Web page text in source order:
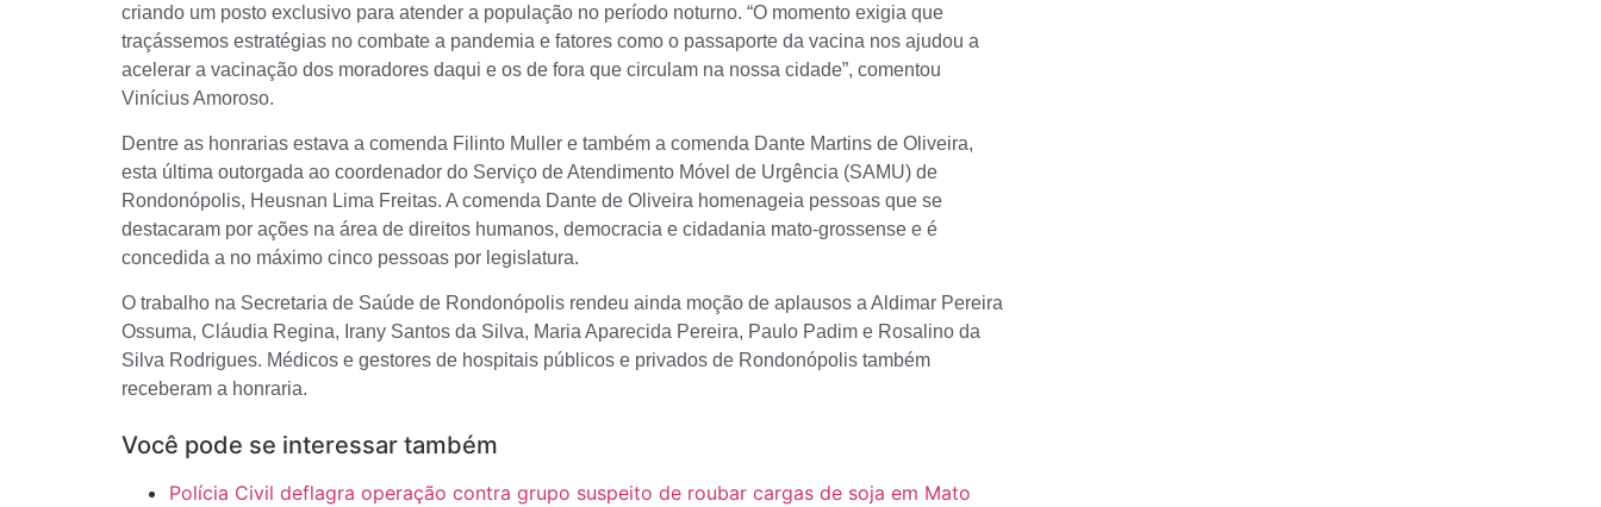
criando um posto exclusivo para atender a população no período noturno. “O momento exigia que
traçássemos estratégias no combate a pandemia e fatores como o passaporte da vacina nos ajudou a
acelerar a vacinação dos moradores daqui e os de fora que circulam na nossa cidade”, comentou
Vinícius Amoroso.
Dentre as honrarias estava a comenda Filinto Muller e também a comenda Dante Martins de Oliveira,
esta última outorgada ao coordenador do Serviço de Atendimento Móvel de Urgência (SAMU) de
Rondonópolis, Heusnan Lima Freitas. A comenda Dante de Oliveira homenageia pessoas que se
destacaram por ações na área de direitos humanos, democracia e cidadania mato-grossense e é
concedida a no máximo cinco pessoas por legislatura.
O trabalho na Secretaria de Saúde de Rondonópolis rendeu ainda moção de aplausos a Aldimar Pereira
Ossuma, Cláudia Regina, Irany Santos da Silva, Maria Aparecida Pereira, Paulo Padim e Rosalino da
Silva Rodrigues. Médicos e gestores de hospitais públicos e privados de Rondonópolis também
receberam a honraria.
Você pode se interessar também
Polícia Civil deflagra operação contra grupo suspeito de roubar cargas de soja em Mato